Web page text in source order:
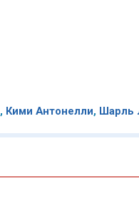
, Кими Антонелли, Шарль